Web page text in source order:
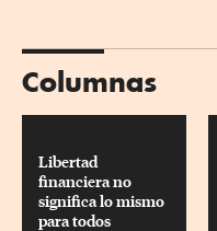
Columnas
Libertad
financiera no
significa lo mismo
para todos